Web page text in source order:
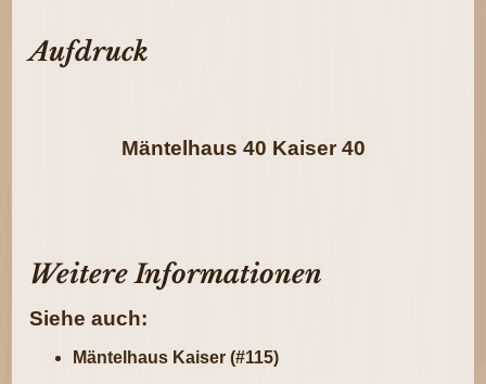
Aufdruck
Mäntelhaus 40 Kaiser 40
Weitere Informationen
Siehe auch:
Mäntelhaus Kaiser (#115)